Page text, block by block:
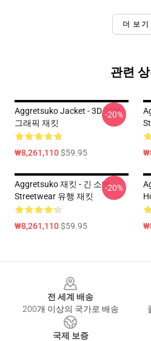
더 보기
관련
Aggretsuko Jacket - 3D 인쇄
그래픽 재킷
₩8,261,110$59.95
-20%
Aggretsuko 재킷 - 긴 소매
Streetwear 유행 재킷
₩8,261,110$59.95
-20%
전 세계 배송
200개 이상의 국가로 배송
국제 보증